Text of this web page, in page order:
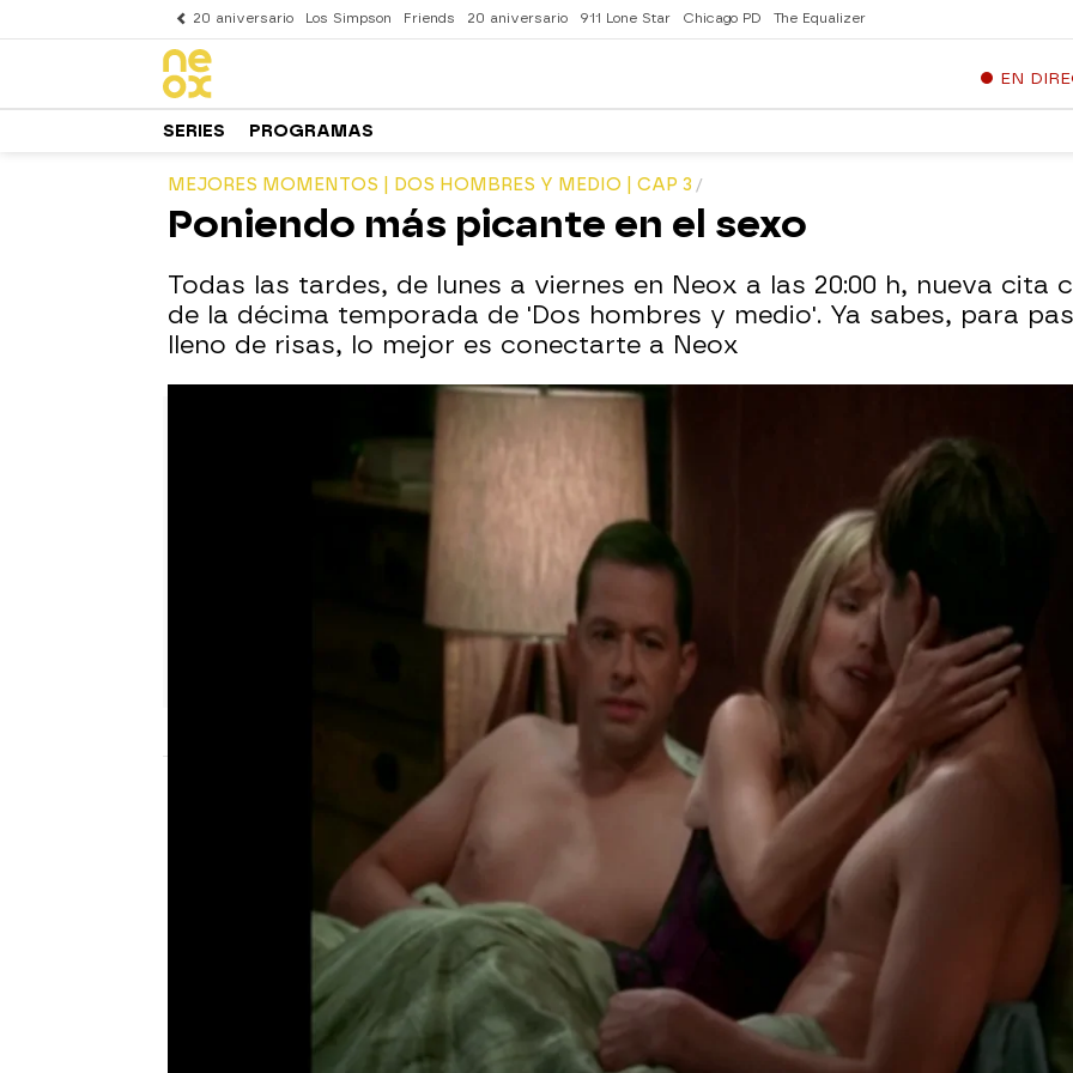
20 aniversario Los Simpson Friends 20 aniversario 911 Lone Star Chicago PD The Equalizer
EN
SERIES PROGRAMAS
MEJORES MOMENTOS | DOS HOMBRES Y MEDIO | CAP 3
Poniendo más picante en el sexo
Todas las tardes, de lunes a viernes en Neox a las 20:00 h, nueva cita
de la décima temporada de 'Dos hombres y medio'. Ya sabes, para
lleno de risas, lo mejor es conectarte a Neox
13 de mayo de 2014, 16:17
WhatsappFacebook
Continúan las aventuras de nuestros amigos, cada vez más
locas y disparatadas. En esta ocasión veremos como Alan y
Lyndsey deciden condimentar las cosas en el dormitorio con
más salero. Por su parte, Tras la ruptura de su rompimiento
con Zoey, la salud mental de Walden no se encontrará en su
punto más alto, veremos que es lo que sucede